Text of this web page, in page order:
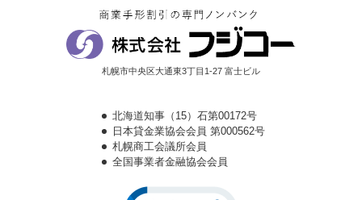
札幌市中央区大通東3丁目1-27 富士ビル
北海道知事（15）石第00172号
日本貸金業協会会員 第000562号
札幌商工会議所会員
全国事業者金融協会会員